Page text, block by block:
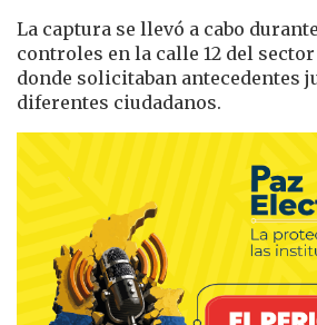
La captura se llevó a cabo
controles en la calle 12 del
donde solicitaban antecedentes
diferentes ciudadanos.